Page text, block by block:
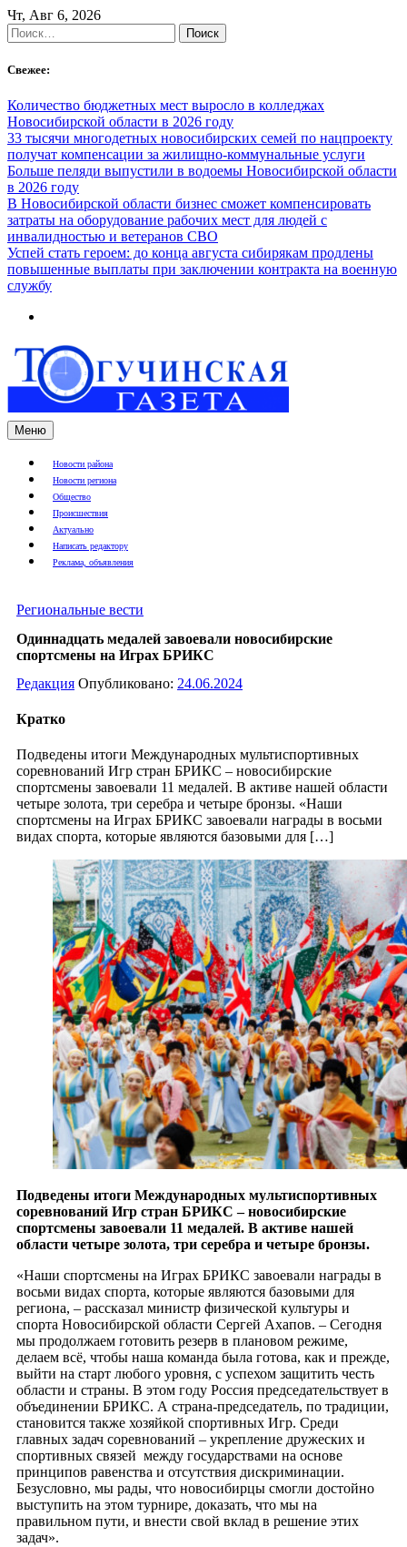
Skip
to
content
Чт, Авг 6, 2026
Найти:
Свежее:
Количество бюджетных мест выросло в колледжах
Новосибирской области в 2026 году
33 тысячи многодетных новосибирских семей по нацпроекту
получат компенсации за жилищно-коммунальные услуги
Больше пеляди выпустили в водоемы Новосибирской области
в 2026 году
В Новосибирской области бизнес сможет компенсировать
затраты на оборудование рабочих мест для людей с
инвалидностью и ветеранов СВО
Успей стать героем: до конца августа сибирякам продлены
повышенные выплаты при заключении контракта на военную
службу
Меню
Новости района
Новости региона
Общество
Происшествия
Актуально
Написать редактору
Реклама, объявления
Региональные вести
Одиннадцать медалей завоевали новосибирские
спортсмены на Играх БРИКС
Редакция Опубликовано: 24.06.2024
Кратко
Подведены итоги Международных мультиспортивных
соревнований Игр стран БРИКС – новосибирские
спортсмены завоевали 11 медалей. В активе нашей области
четыре золота, три серебра и четыре бронзы. «Наши
спортсмены на Играх БРИКС завоевали награды в восьми
видах спорта, которые являются базовыми для […]
Подведены итоги Международных мультиспортивных
соревнований Игр стран БРИКС – новосибирские
спортсмены завоевали 11 медалей. В активе нашей
области четыре золота, три серебра и четыре бронзы.
«Наши спортсмены на Играх БРИКС завоевали награды в
восьми видах спорта, которые являются базовыми для
региона, – рассказал министр физической культуры и
спорта Новосибирской области Сергей Ахапов. – Сегодня
мы продолжаем готовить резерв в плановом режиме,
делаем всё, чтобы наша команда была готова, как и прежде,
выйти на старт любого уровня, с успехом защитить честь
области и страны. В этом году Россия председательствует в
объединении БРИКС. А страна-председатель, по традиции,
становится также хозяйкой спортивных Игр. Среди
главных задач соревнований – укрепление дружеских и
спортивных связей между государствами на основе
принципов равенства и отсутствия дискриминации.
Безусловно, мы рады, что новосибирцы смогли достойно
выступить на этом турнире, доказать, что мы на
правильном пути, и внести свой вклад в решение этих
задач».